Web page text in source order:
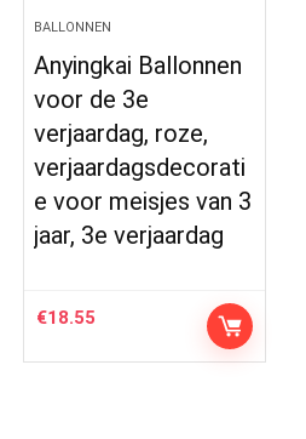
BALLONNEN
Anyingkai Ballonnen
voor de 3e
verjaardag, roze,
verjaardagsdecorati
e voor meisjes van 3
jaar, 3e verjaardag
€18.55